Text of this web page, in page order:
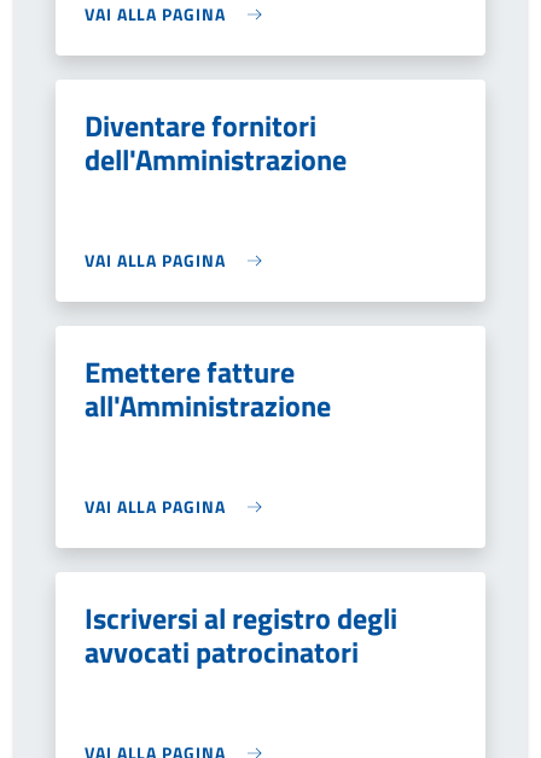
VAI ALLA PAGINA
Diventare fornitori
dell'Amministrazione
VAI ALLA PAGINA
Emettere fatture
all'Amministrazione
VAI ALLA PAGINA
Iscriversi al registro degli
avvocati patrocinatori
VAI ALLA PAGINA